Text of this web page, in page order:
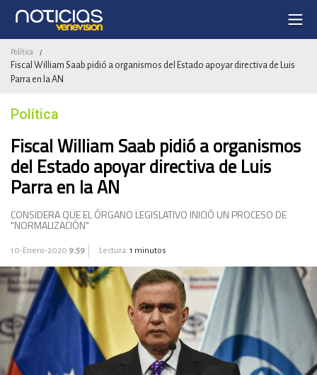
Política /
Fiscal William Saab pidió a organismos del Estado apoyar directiva de Luis
Parra en la AN
Política
Fiscal William Saab pidió a organismos
del Estado apoyar directiva de Luis
Parra en la AN
CONSIDERA QUE EL ÓRGANO LEGISLATIVO INICIÓ UN PROCESO DE
"NORMALIZACIÓN"
10-Enero-2020 9:59 Lectura: 1 minutos